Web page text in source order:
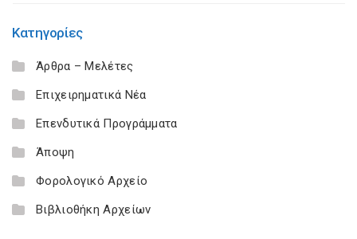
Κατηγορίες
Άρθρα – Μελέτες
Επιχειρηματικά Νέα
Επενδυτικά Προγράμματα
Άποψη
Φορολογικό Αρχείο
Βιβλιοθήκη Αρχείων